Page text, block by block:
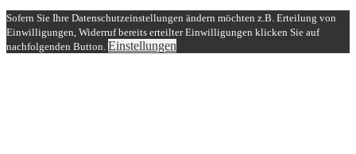
Sofern Sie Ihre Datenschutzeinstellungen ändern möchten z.B. Erteilung von
Einwilligungen, Widerruf bereits erteilter Einwilligungen klicken Sie auf
nachfolgenden Button. Einstellungen